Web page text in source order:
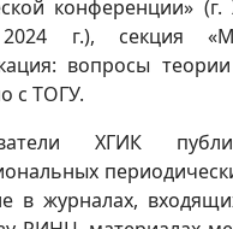
конференции» (г.
г.), секция
вопросы
с ТОГУ.
ХГИК
в журналах,